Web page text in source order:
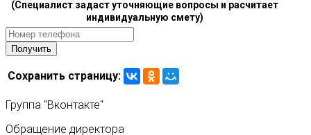
(Специалист задаст уточняющие вопросы и расчитает
индивидуальную смету)
Сохранить страницу:
Группа "Вконтакте"
Обращение директора